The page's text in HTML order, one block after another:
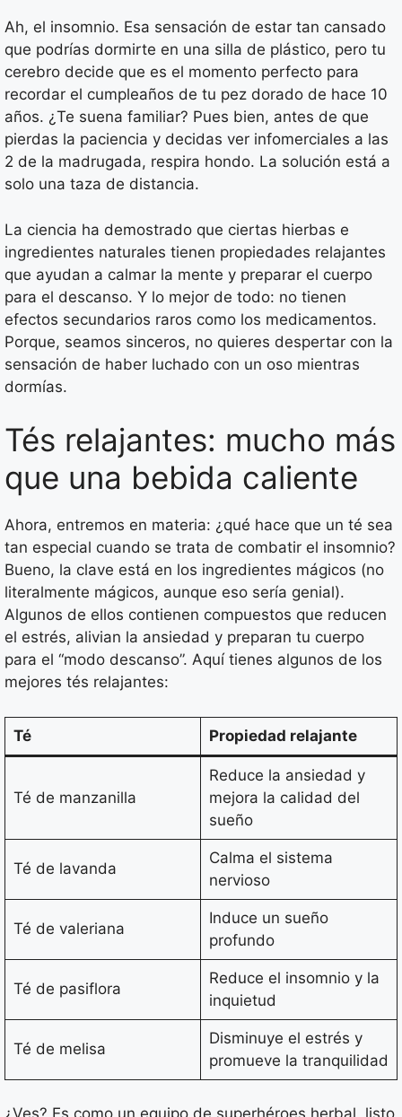
Ah, el insomnio. Esa sensación de estar tan cansado
que podrías dormirte en una silla de plástico, pero tu
cerebro decide que es el momento perfecto para
recordar el cumpleaños de tu pez dorado de hace 10
años. ¿Te suena familiar? Pues bien, antes de que
pierdas la paciencia y decidas ver infomerciales a las
2 de la madrugada, respira hondo. La solución está a
solo una taza de distancia.
La ciencia ha demostrado que ciertas hierbas e
ingredientes naturales tienen propiedades relajantes
que ayudan a calmar la mente y preparar el cuerpo
para el descanso. Y lo mejor de todo: no tienen
efectos secundarios raros como los medicamentos.
Porque, seamos sinceros, no quieres despertar con la
sensación de haber luchado con un oso mientras
dormías.
Tés relajantes: mucho más
que una bebida caliente
Ahora, entremos en materia: ¿qué hace que un té sea
tan especial cuando se trata de combatir el insomnio?
Bueno, la clave está en los ingredientes mágicos (no
literalmente mágicos, aunque eso sería genial).
Algunos de ellos contienen compuestos que reducen
el estrés, alivian la ansiedad y preparan tu cuerpo
para el “modo descanso”. Aquí tienes algunos de los
mejores tés relajantes:
Té Propiedad relajante
Té de manzanilla
Reduce la ansiedad y
mejora la calidad del
sueño
Té de lavanda
Calma el sistema
nervioso
Té de valeriana
Induce un sueño
profundo
Té de pasiflora
Reduce el insomnio y la
inquietud
Té de melisa
Disminuye el estrés y
promueve la tranquilidad